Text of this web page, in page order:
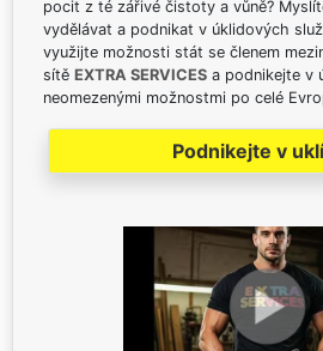
pocit z té zářivé čistoty a vůně?
vydělávat a podnikat v úklidových
využijte možnosti stát se členem
sítě EXTRA SERVICES a podnikejte v
neomezenými možnostmi po celé
Podnikejte v